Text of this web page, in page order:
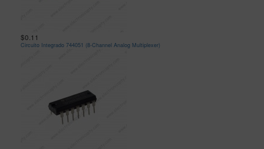
$0.11
Circuito Integrado 744051 (8-Channel Analog Multiplexer)